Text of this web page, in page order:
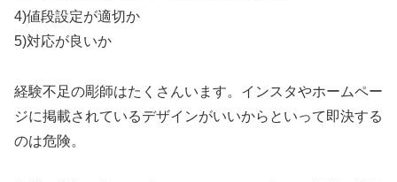
4)値段設定が適切か
5)対応が良いか
経験不足の彫師はたくさんいます。インスタやホームペー
ジに掲載されているデザインがいいからといって即決する
のは危険。